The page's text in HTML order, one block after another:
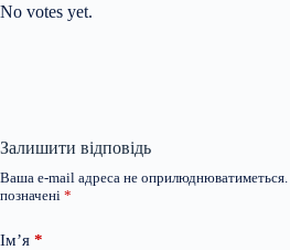
No votes yet.
Залишити відповідь
Ваша e-mail адреса не оприлюднюватиметься.
позначені *
Ім’я *